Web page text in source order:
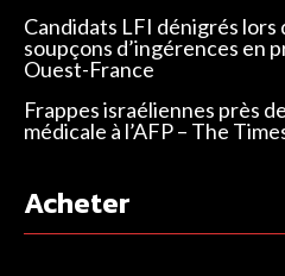
Candidats LFI dénigrés lors
soupçons d’ingérences en
Ouest-France
Frappes israéliennes près
médicale à l’AFP – The
Acheter